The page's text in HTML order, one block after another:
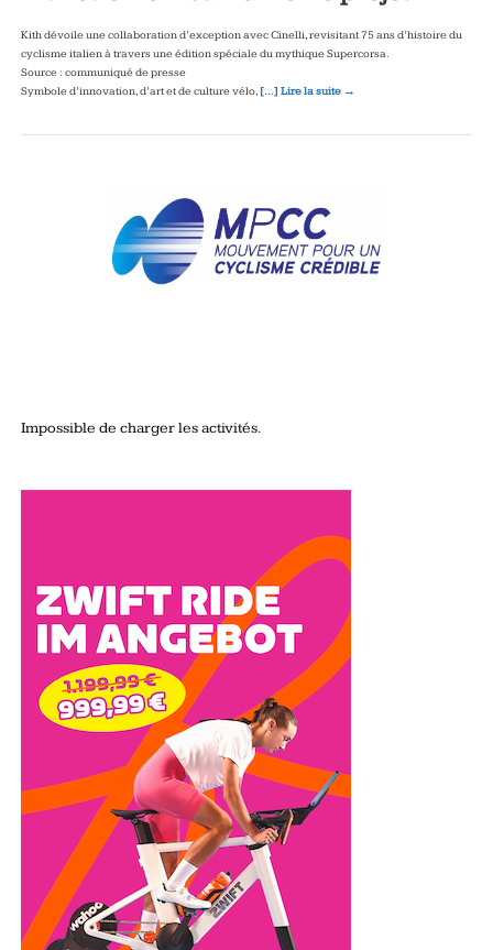
Kith dévoile une collaboration d’exception avec Cinelli, revisitant 75 ans d’histoire du
cyclisme italien à travers une édition spéciale du mythique Supercorsa.
Source : communiqué de presse
Symbole d’innovation, d’art et de culture vélo, […] Lire la suite →
Impossible de charger les activités.